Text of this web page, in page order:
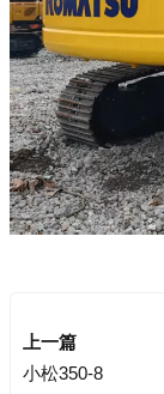
上一篇
小松350-8